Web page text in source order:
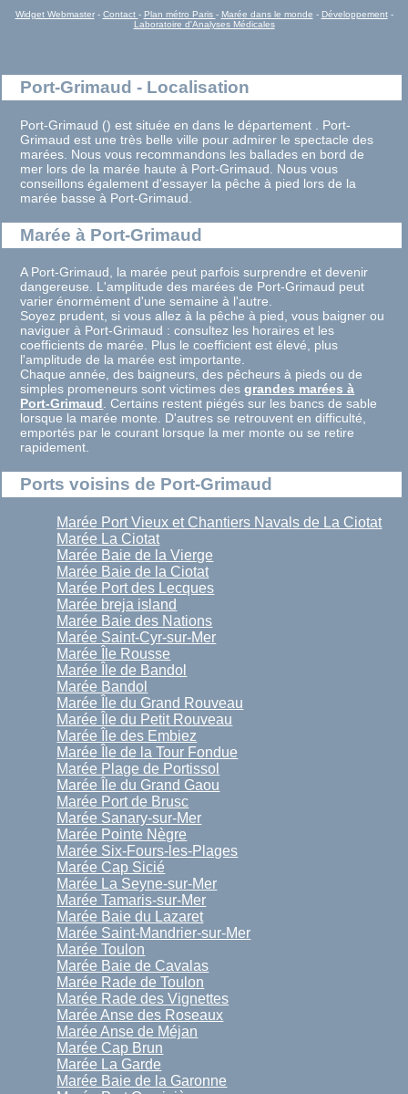
Widget Webmaster- Contact - Plan métro Paris - Marée dans le monde - Développement-
Laboratoire d'Analyses Médicales
Port-Grimaud - Localisation
Port-Grimaud () est située en dans le département . Port-
Grimaud est une très belle ville pour admirer le spectacle des
marées. Nous vous recommandons les ballades en bord de
mer lors de la marée haute à Port-Grimaud. Nous vous
conseillons également d'essayer la pêche à pied lors de la
marée basse à Port-Grimaud.
Marée à Port-Grimaud
A Port-Grimaud, la marée peut parfois surprendre et devenir
dangereuse. L'amplitude des marées de Port-Grimaud peut
varier énormément d'une semaine à l'autre.
Soyez prudent, si vous allez à la pêche à pied, vous baigner ou
naviguer à Port-Grimaud : consultez les horaires et les
coefficients de marée. Plus le coefficient est élevé, plus
l'amplitude de la marée est importante.
Chaque année, des baigneurs, des pêcheurs à pieds ou de
simples promeneurs sont victimes desgrandes marées à
Port-Grimaud. Certains restent piégés sur les bancs de sable
lorsque la marée monte. D'autres se retrouvent en difficulté,
emportés par le courant lorsque la mer monte ou se retire
rapidement.
Ports voisins de Port-Grimaud
Marée Port Vieux et Chantiers Navals de La Ciotat
Marée La Ciotat
Marée Baie de la Vierge
Marée Baie de la Ciotat
Marée Port des Lecques
Marée breja island
Marée Baie des Nations
Marée Saint-Cyr-sur-Mer
Marée Île Rousse
Marée Île de Bandol
Marée Bandol
Marée Île du Grand Rouveau
Marée Île du Petit Rouveau
Marée Île des Embiez
Marée Île de la Tour Fondue
Marée Plage de Portissol
Marée Île du Grand Gaou
Marée Port de Brusc
Marée Sanary-sur-Mer
Marée Pointe Nègre
Marée Six-Fours-les-Plages
Marée Cap Sicié
Marée La Seyne-sur-Mer
Marée Tamaris-sur-Mer
Marée Baie du Lazaret
Marée Saint-Mandrier-sur-Mer
Marée Toulon
Marée Baie de Cavalas
Marée Rade de Toulon
Marée Rade des Vignettes
Marée Anse des Roseaux
Marée Anse de Méjan
Marée Cap Brun
Marée La Garde
Marée Baie de la Garonne